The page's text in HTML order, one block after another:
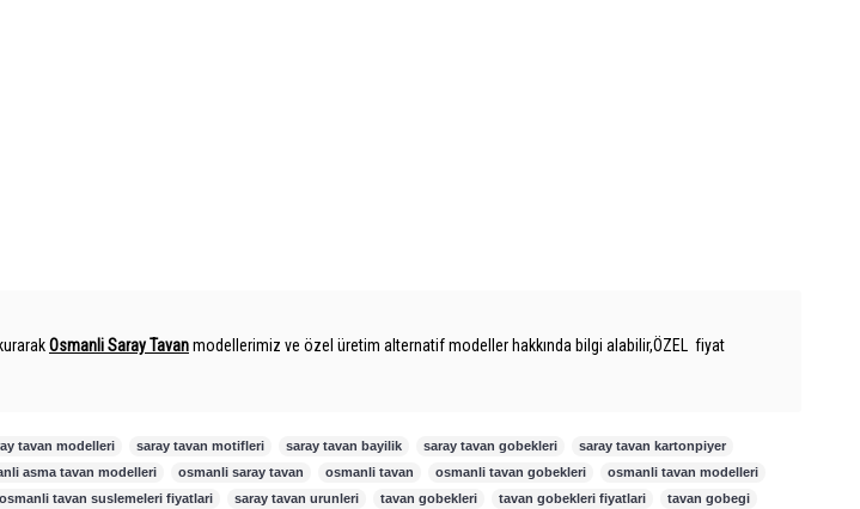
Osmanli Saray Tavanmodellerimiz ve özel üretim alternatif modeller hakkında bilgi alabilir,ÖZEL fiyat
tavan modelleri saray tavan motifleri saray tavan bayilik saray tavan gobekleri saray tavan kartonpiyer
asma tavan modelleri osmanli saray tavan osmanli tavan osmanli tavan gobekleri osmanli tavan modelleri
osmanli tavan suslemeleri fiyatlari saray tavan urunleri tavan gobekleri tavan gobekleri fiyatlari tavan gobegi